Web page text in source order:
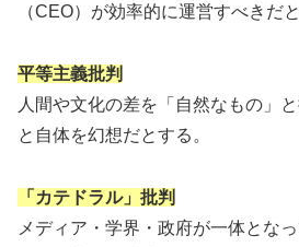
（CEO）が効率的に運営すべきだ
平等主義批判
人間や文化の差を「自然なもの」
と自体を幻想だとする。
「カテドラル」批判
メディア・学界・政府が一体とな